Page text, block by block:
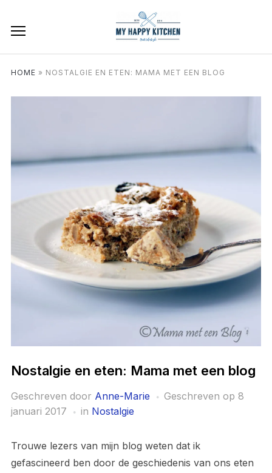
HOME » NOSTALGIE EN ETEN: MAMA MET EEN BLOG
Nostalgie en eten: Mama met een blog
Geschreven door Anne-Marie Geschreven op 8
januari 2017
in Nostalgie
Trouwe lezers van mijn blog weten dat ik
gefascineerd ben door de geschiedenis van ons eten